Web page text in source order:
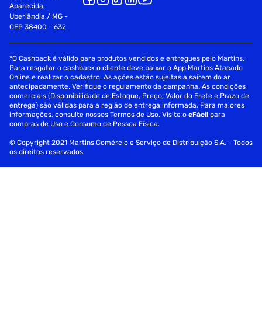
Aparecida,
Uberlândia / MG -
CEP 38400 - 632
*O Cashback é válido para produtos vendidos e entregues pelo Martins.
Para resgatar o cashback o cliente deve baixar o App Martins Atacado
Online e realizar o cadastro. As ações estão sujeitas a saírem do ar
antecipadamente. Verifique o regulamento da campanha. As condições
comerciais (Disponibilidade de Estoque, Preço, Valor do Frete e Prazo de
entrega) são válidas para a região de entrega informada. Para maiores
informações, consulte nossos Termos de Uso. Visite oeFácil para
compras de Uso e Consumo de Pessoa Física.
© Copyright 2021 Martins Comércio e Serviço de Distribuição S.A. - Todos
os direitos reservados